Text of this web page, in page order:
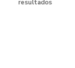
resultados